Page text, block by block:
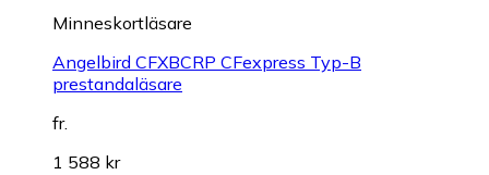
Minneskortläsare
Angelbird CFXBCRP CFexpress Typ-B
prestandaläsare
fr.
1 588 kr